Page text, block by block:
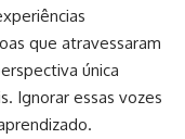
que atravessaram
única
Ignorar essas vozes